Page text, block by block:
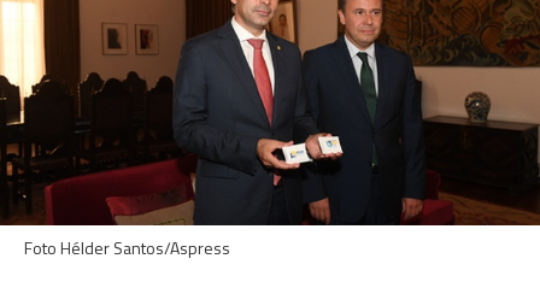
Foto Hélder Santos/Aspress